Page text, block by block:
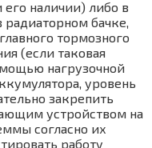
наличии) либо в
бачке,
тормозного
(если таковая
нагрузочной
уровень
закрепить
устройством на
согласно их
работу